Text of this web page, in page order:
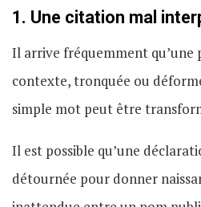
1. Une citation mal
Il arrive fréquemment qu’une
contexte, tronquée ou
simple mot peut être
Il est possible qu’une
détournée pour donner